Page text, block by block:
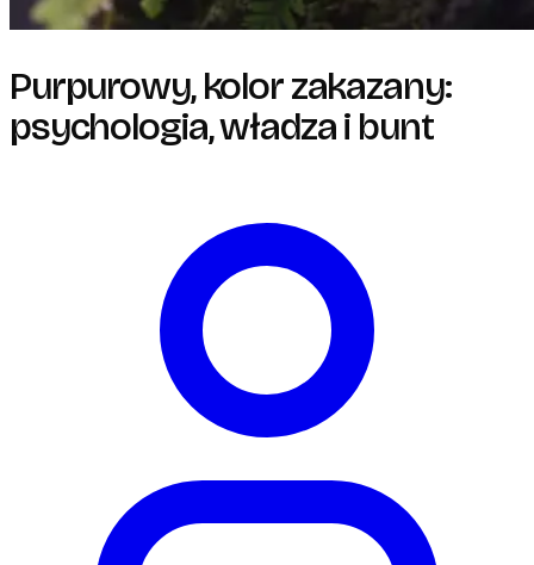
Purpurowy, kolor zakazany:
psychologia, władza i bunt